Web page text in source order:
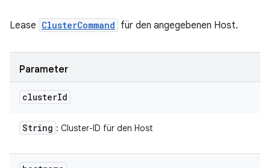
Lease ClusterCommand für den angegebenen Host.
Parameter
clusterId
String : Cluster-ID für den Host